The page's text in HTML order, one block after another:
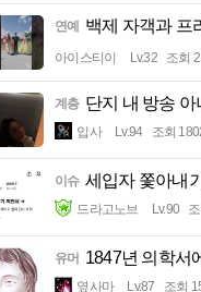
연예 백제 자객과 프
아이스티이 Lv.32 조회
계층 단지 내 방송
입사 Lv.94 조회
이슈 세입자 쫓아내
드라고노브 Lv.90
유머 1847년 의학서
옆사마 Lv.87 조회